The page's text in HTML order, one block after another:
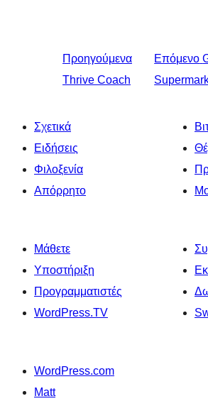
Προηγούμενα
Thrive Coach
Επόμενο
Σχετικά
Ειδήσεις
Φιλοξενία
Απόρρητο
Μάθετε
Υποστήριξη
Προγραμματιστές
WordPress.TV
WordPress.com
Matt